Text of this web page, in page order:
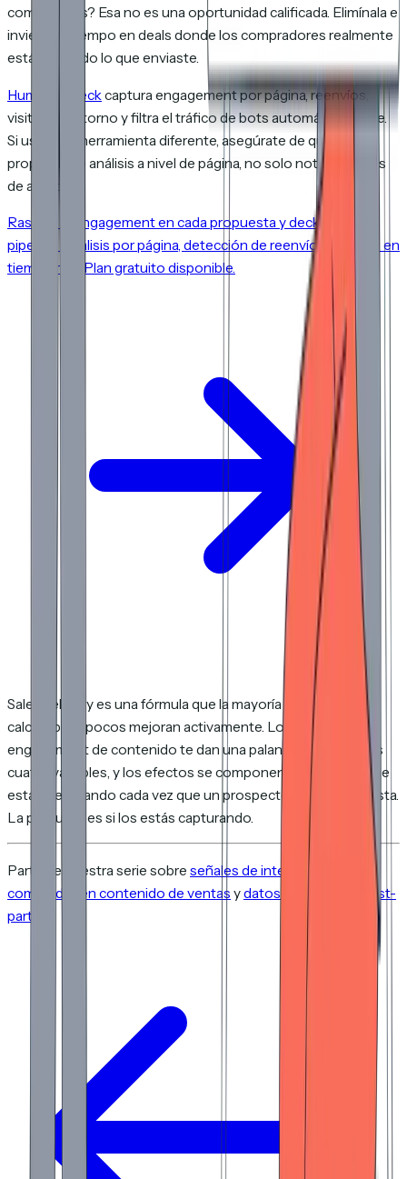
compartidos? Esa no es una oportunidad calificada. Elimínala e
invierte el tiempo en deals donde los compradores realmente
están leyendo lo que enviaste.
HummingDeckcaptura engagement por página, reenvíos,
visitas de retorno y filtra el tráfico de bots automáticamente.
Si usas una herramienta diferente, asegúrate de que
proporcione análisis a nivel de página, no solo notificaciones
de apertura.
Rastrea el engagement en cada propuesta y deck de tu
pipeline. Análisis por página, detección de reenvíos y alertas en
tiempo real. Plan gratuito disponible.
Sales velocity es una fórmula que la mayoría de los equipos
calcula pero pocos mejoran activamente. Los datos de
engagement de contenido te dan una palanca en tres de las
cuatro variables, y los efectos se componen. Los datos ya se
están generando cada vez que un prospecto lee tu propuesta.
La pregunta es si los estás capturando.
Parte de nuestra serie sobre señales de intención del
comprador en contenido de ventas ydatos de intención first-
party